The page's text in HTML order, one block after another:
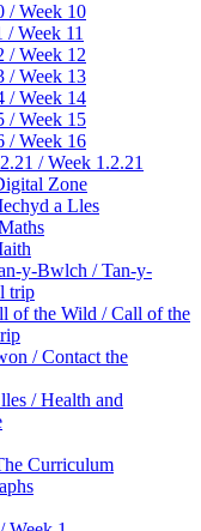
/ Week 10
/ Week 11
/ Week 12
/ Week 13
/ Week 14
/ Week 15
/ Week 16
/ Week 1.2.21
Zone
a Lles
y-Bwlch / Tan-y-
trip
of the Wild / Call of the
/ Contact the
/ Health and
Curriculum